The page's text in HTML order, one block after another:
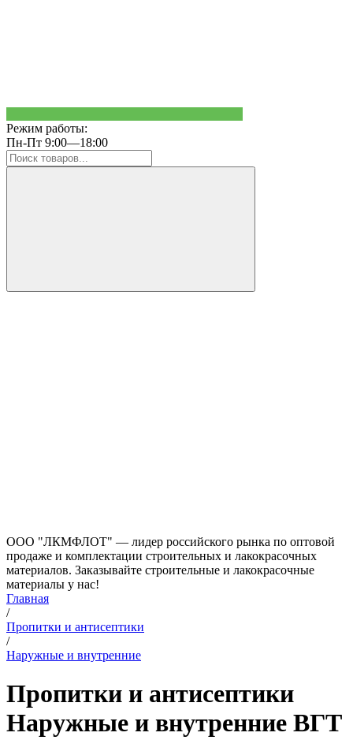
Режим работы:
Пн-Пт 9:00—18:00
ООО "ЛКМФЛОТ" — лидер российского рынка по оптовой
продаже и комплектации строительных и лакокрасочных
материалов. Заказывайте строительные и лакокрасочные
материалы у нас!
Главная
/
Пропитки и антисептики
/
Наружные и внутренние
Пропитки и антисептики
Наружные и внутренние ВГТ